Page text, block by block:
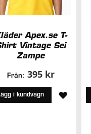
Apex.se T-
Vintage Sei
Zampe
Från: 395 kr
i kundvagn
LÄGG